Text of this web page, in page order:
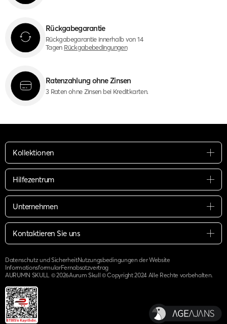
Rückgabegarantie
Rückgabegarantie innerhalb von 14
Tagen Rückgabebedingungen
Ratenzahlung ohne Zinsen
3 Raten ohne Zinsen bei Kreditkarten.
Kollektionen
Hilfezentrum
Unternehmen
Kontaktieren Sie uns
Datenschutz und SicherheitNutzungsbedingungen der Website
InformationsformularFernabsatzvertrag
AURUMN SKULL ©2026Aurum Skull © Copyright 2024 Alle Rechte vorbehalten.